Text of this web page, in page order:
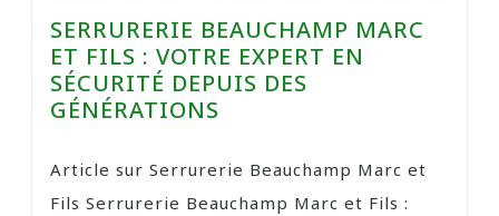
SERRURERIE BEAUCHAMP MARC
ET FILS : VOTRE EXPERT EN
SÉCURITÉ DEPUIS DES
GÉNÉRATIONS
Article sur Serrurerie Beauchamp Marc et
Fils Serrurerie Beauchamp Marc et Fils :